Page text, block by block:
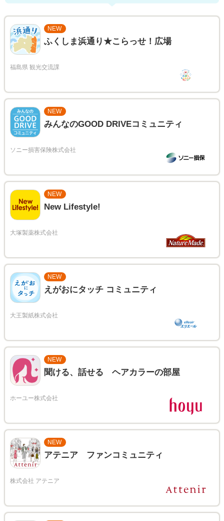
NEW
ふくしま浜通り★こらっせ！広場
NEW
みんなのGOOD DRIVEコミュニティ
NEW
New Lifestyle!
NEW
えがおにタッチ コミュニティ
NEW
聞ける、話せる ヘアカラーの部屋
NEW
アテニア ファンコミュニティ